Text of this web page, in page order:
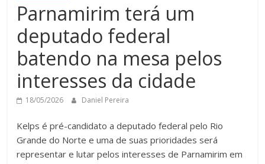
Parnamirim terá um
deputado federal
batendo na mesa pelos
interesses da cidade
18/05/2026 Daniel Pereira
Kelps é pré-candidato a deputado federal pelo Rio
Grande do Norte e uma de suas prioridades será
representar e lutar pelos interesses de Parnamirim em